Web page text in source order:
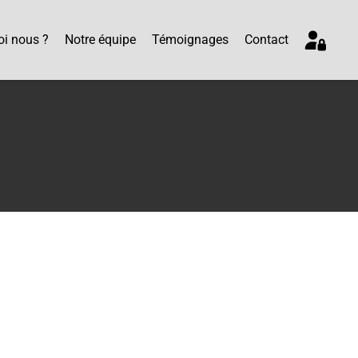
nous ? Notre équipe Témoignages Contact